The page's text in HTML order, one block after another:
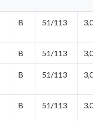
B 51/113 3,0
B 51/113 3,0
B 51/113 3,0
B 51/113 3,0